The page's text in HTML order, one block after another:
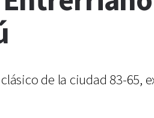
de la ciudad 83-65,